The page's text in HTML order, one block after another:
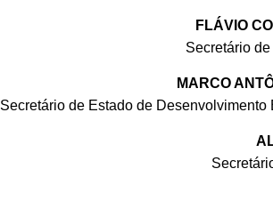
FLÁVIO
Secretário
MARCO
Secretário de Estado de